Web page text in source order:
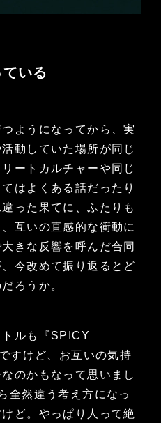
いる
ようになってから、実
動していた場所が同じ
ートカルチャーや同じ
はよくある話だったり
った果てに、ふたりも
互いの直感的な衝動に
きな反響を呼んだ合同
今改めて振り返るとど
ろうか。
ルも『SPICY
すけど、お互いの気持
のかもなって思いまし
全然違う考え方になっ
ど。やっぱり人って絶